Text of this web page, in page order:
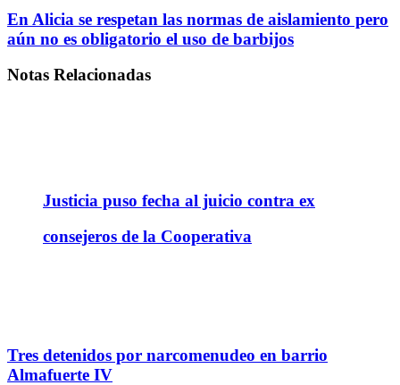
Justicia puso fecha al juicio contra ex
consejeros de la Cooperativa
En Alicia se respetan las normas de aislamiento pero
aún no es obligatorio el uso de barbijos
Notas Relacionadas
Tres detenidos por narcomenudeo en barrio
Almafuerte IV